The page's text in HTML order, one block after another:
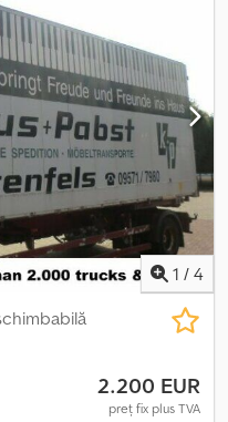
tip portal cu bare de blocare
Echipare pentru
laterali la interior.
dreptul de vânzare
D-59558 Lippstadt-Rixbeck.
1 / 4
2.200 EUR
preț fix plus TVA